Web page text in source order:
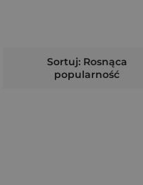
Sortuj: Rosnąca
popularność